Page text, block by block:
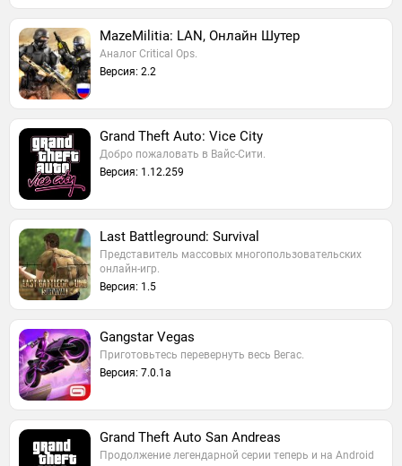
MazeMilitia: LAN, Онлайн Шутер
Аналог Critical Ops.
Версия: 2.2
Grand Theft Auto: Vice City
Добро пожаловать в Вайс-Сити.
Версия: 1.12.259
Last Battleground: Survival
Представитель массовых многопользовательских
онлайн-игр.
Версия: 1.5
Gangstar Vegas
Приготовьтесь перевернуть весь Вегас.
Версия: 7.0.1a
Grand Theft Auto San Andreas
Продолжение легендарной серии теперь и на Android